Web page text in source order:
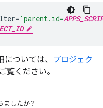
= 'parent.id=
ついては、
プロジェク
覧ください。
ましたか？